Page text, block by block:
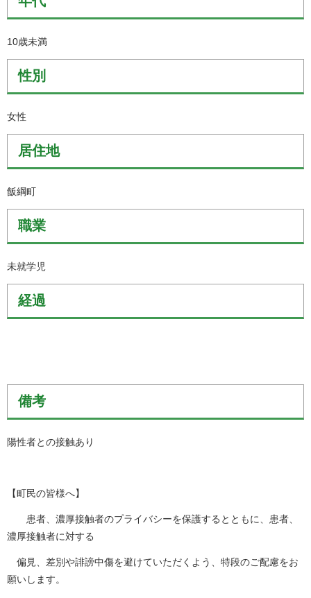
10歳未満
性別
女性
居住地
飯綱町
職業
未就学児
経過
備考
陽性者との接触あり
【町民の皆様へ】
患者、濃厚接触者のプライバシーを保護するとともに、患者、
濃厚接触者に対する
偏見、差別や誹謗中傷を避けていただくよう、特段のご配慮をお
願いします。